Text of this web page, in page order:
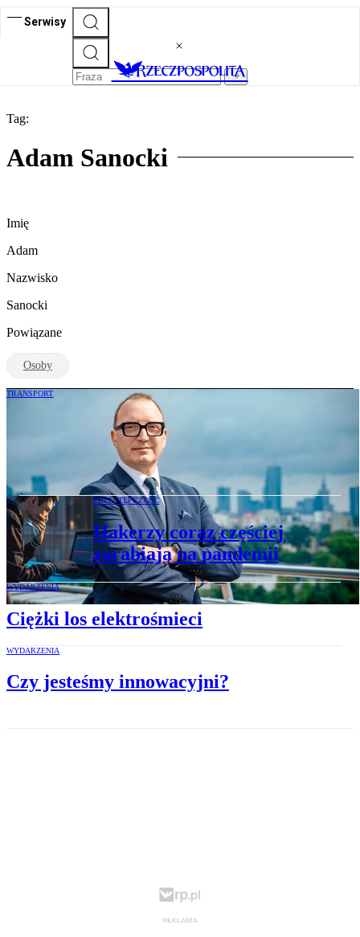
Serwisy
Tag:
Adam Sanocki
Imię
Adam
Nazwisko
Sanocki
Powiązane
Osoby
TRANSPORT
Adam Sanocki: Lotniska, to nie tylko
pasażerowie i samoloty. To wielki wkład
w gospodarkę
PRZESTĘPCZOŚĆ
Hakerzy coraz częściej
zarabiają na pandemii
WYDARZENIA
Ciężki los elektrośmieci
WYDARZENIA
Czy jesteśmy innowacyjni?